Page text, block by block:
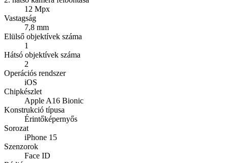
12 Mpx
Vastagság
7,8 mm
Elülső objektívek száma
1
Hátsó objektívek száma
2
Operációs rendszer
iOS
Chipkészlet
Apple A16 Bionic
Konstrukció típusa
Érintőképernyős
Sorozat
iPhone 15
Szenzorok
Face ID